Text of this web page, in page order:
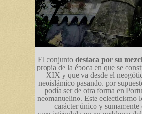
El conjunto destaca por su
propia de la época en que se
XIX y que va desde el
neoislámico pasando, por
podía ser de otra forma en
neomanuelino. Este eclecticismo
carácter único y sumamente